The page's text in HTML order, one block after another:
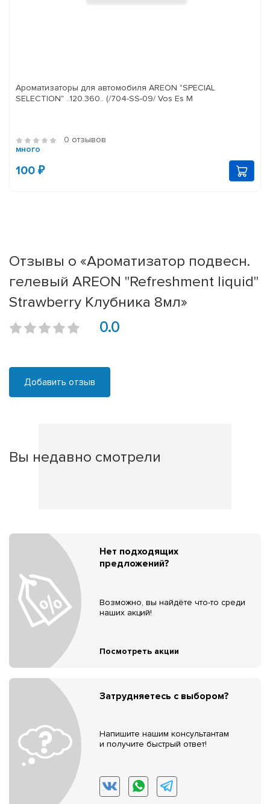
Ароматизаторы для автомобиля AREON "SPECIAL
SELECTION" ..120.360.. (/704-SS-09/ Vos Es M
0 отзывов
много
100 ₽
Отзывы о «Ароматизатор подвесн.
гелевый AREON "Refreshment liquid"
Strawberry Клубника 8мл»
0.0
Добавить отзыв
Вы недавно смотрели
Нет подходящих
предложений?
Возможно, вы найдёте что-то среди
наших акций!
Посмотреть акции
Затрудняетесь с выбором?
Напишите нашим консультантам
и получите быстрый ответ!